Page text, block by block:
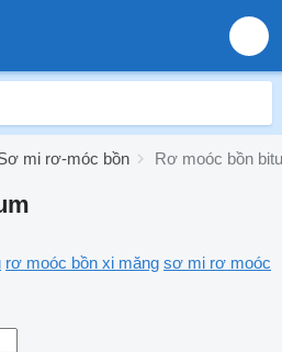
mi rơ-móc bồn Rơ moóc bồn
rơ moóc bồn xi măng sơ mi rơ moóc